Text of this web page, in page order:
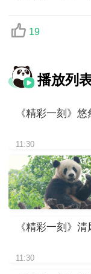
19
播放列
《精彩一刻》
11:30
《精彩一刻》
11:30